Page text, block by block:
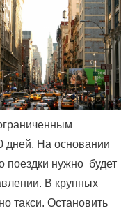
дней. На основании
поездки нужно будет
В крупных
такси. Остановить